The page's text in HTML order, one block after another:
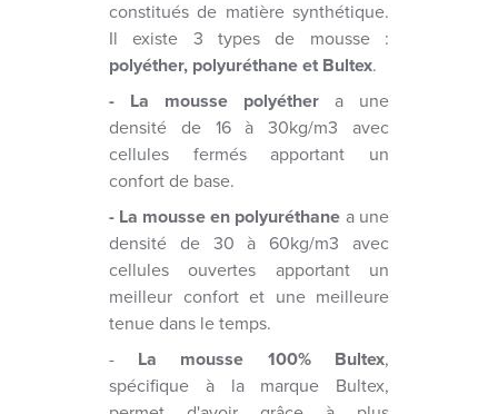
constitués de matière synthétique.
Il existe 3 types de mousse :
polyéther, polyuréthane et Bultex.
- La mousse polyéther a une
densité de 16 à 30kg/m3 avec
cellules fermés apportant un
confort de base.
- La mousse en polyuréthane a une
densité de 30 à 60kg/m3 avec
cellules ouvertes apportant un
meilleur confort et une meilleure
tenue dans le temps.
- La mousse 100% Bultex,
spécifique à la marque Bultex,